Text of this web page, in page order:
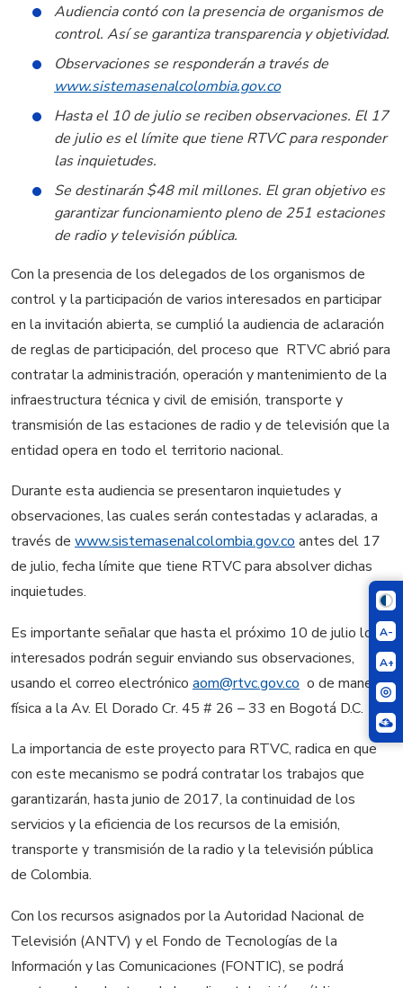
A-
A+
Audiencia contó con la presencia de organismos de
control. Así se garantiza transparencia y objetividad.
Observaciones se responderán a través de
www.sistemasenalcolombia.gov.co
Hasta el 10 de julio se reciben observaciones. El 17
de julio es el límite que tiene RTVC para responder
las inquietudes.
Se destinarán $48 mil millones. El gran objetivo es
garantizar funcionamiento pleno de 251 estaciones
de radio y televisión pública.
Con la presencia de los delegados de los organismos de
control y la participación de varios interesados en participar
en la invitación abierta, se cumplió la audiencia de aclaración
de reglas de participación, del proceso que RTVC abrió para
contratar la administración, operación y mantenimiento de la
infraestructura técnica y civil de emisión, transporte y
transmisión de las estaciones de radio y de televisión que la
entidad opera en todo el territorio nacional.
Durante esta audiencia se presentaron inquietudes y
observaciones, las cuales serán contestadas y aclaradas, a
través de www.sistemasenalcolombia.gov.co antes del 17
de julio, fecha límite que tiene RTVC para absolver dichas
inquietudes.
Es importante señalar que hasta el próximo 10 de julio los
interesados podrán seguir enviando sus observaciones,
usando el correo electrónico aom@rtvc.gov.co o de manera
física a la Av. El Dorado Cr. 45 # 26 – 33 en Bogotá D.C.
La importancia de este proyecto para RTVC, radica en que
con este mecanismo se podrá contratar los trabajos que
garantizarán, hasta junio de 2017, la continuidad de los
servicios y la eficiencia de los recursos de la emisión,
transporte y transmisión de la radio y la televisión pública
de Colombia.
Con los recursos asignados por la Autoridad Nacional de
Televisión (ANTV) y el Fondo de Tecnologías de la
Información y las Comunicaciones (FONTIC), se podrá